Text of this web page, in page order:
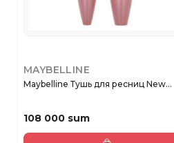
MAYBELLINE
Maybelline Тушь для ресниц New...
108 000 sum